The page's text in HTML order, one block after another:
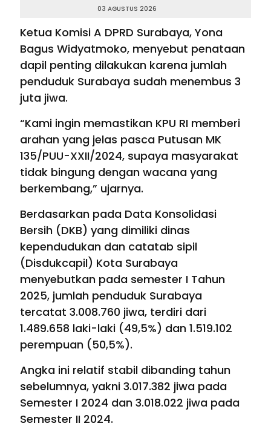
03 AGUSTUS 2026
Ketua Komisi A DPRD Surabaya, Yona
Bagus Widyatmoko, menyebut penataan
dapil penting dilakukan karena jumlah
penduduk Surabaya sudah menembus 3
juta jiwa.
“Kami ingin memastikan KPU RI memberi
arahan yang jelas pasca Putusan MK
135/PUU-XXII/2024, supaya masyarakat
tidak bingung dengan wacana yang
berkembang,” ujarnya.
Berdasarkan pada Data Konsolidasi
Bersih (DKB) yang dimiliki dinas
kependudukan dan catatab sipil
(Disdukcapil) Kota Surabaya
menyebutkan pada semester I Tahun
2025, jumlah penduduk Surabaya
tercatat 3.008.760 jiwa, terdiri dari
1.489.658 laki-laki (49,5%) dan 1.519.102
perempuan (50,5%).
Angka ini relatif stabil dibanding tahun
sebelumnya, yakni 3.017.382 jiwa pada
Semester I 2024 dan 3.018.022 jiwa pada
Semester II 2024.